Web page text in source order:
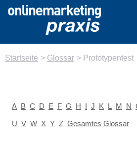
Startseite > Glossar > Prototypentest
A B C D E F G H I J K L M N
U V W X Y Z Gesamtes Glossar